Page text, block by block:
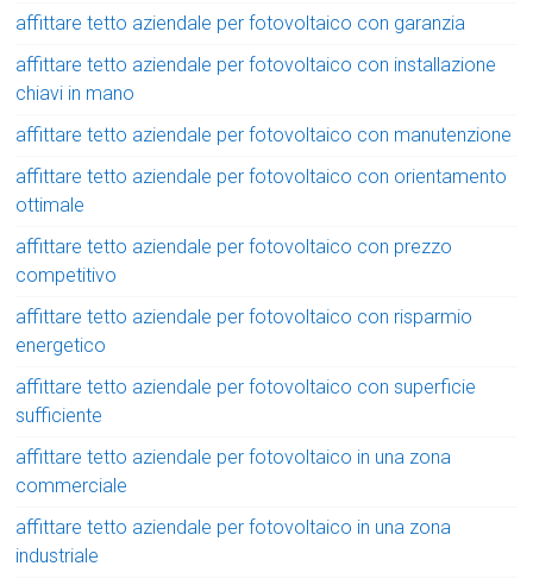
affittare tetto aziendale per fotovoltaico con garanzia
affittare tetto aziendale per fotovoltaico con installazione
chiavi in mano
affittare tetto aziendale per fotovoltaico con manutenzione
affittare tetto aziendale per fotovoltaico con orientamento
ottimale
affittare tetto aziendale per fotovoltaico con prezzo
competitivo
affittare tetto aziendale per fotovoltaico con risparmio
energetico
affittare tetto aziendale per fotovoltaico con superficie
sufficiente
affittare tetto aziendale per fotovoltaico in una zona
commerciale
affittare tetto aziendale per fotovoltaico in una zona
industriale